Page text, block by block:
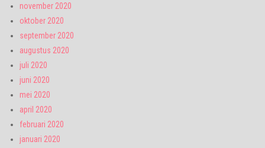
november 2020
oktober 2020
september 2020
augustus 2020
juli 2020
juni 2020
mei 2020
april 2020
februari 2020
januari 2020